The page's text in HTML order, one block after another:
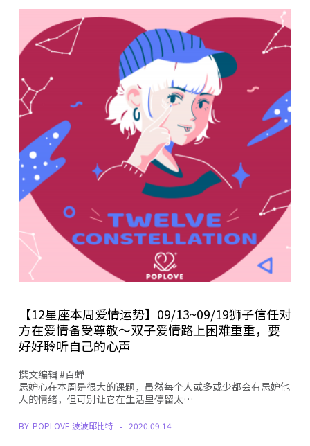
【12星座本周爱情运势】09/13~09/19狮子信任对
方在爱情备受尊敬～双子爱情路上困难重重，要
好好聆听自己的心声
撰文编辑 #百蝉
忌妒心在本周是很大的课题，虽然每个人或多或少都会有忌妒他
人的情绪，但可别让它在生活里停留太…
BY POPLOVE 波波邱比特 2020.09.14